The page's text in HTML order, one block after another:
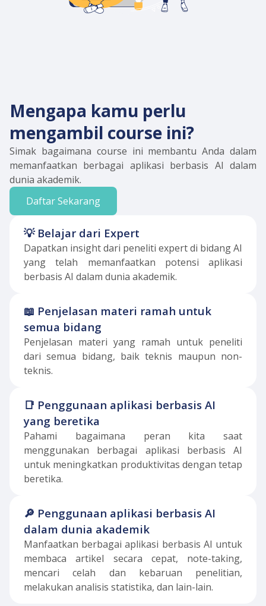
Mengapa kamu perlu
mengambil course ini?
Simak bagaimana course ini membantu Anda dalam
memanfaatkan berbagai aplikasi berbasis AI dalam
dunia akademik.
Daftar Sekarang
💡Belajar dari Expert
Dapatkan insight dari peneliti expert di bidang AI
yang telah memanfaatkan potensi aplikasi
berbasis AI dalam dunia akademik.
📖 Penjelasan materi ramah untuk
semua bidang
Penjelasan materi yang ramah untuk peneliti
dari semua bidang, baik teknis maupun non-
teknis.
📑 Penggunaan aplikasi berbasis AI
yang beretika
Pahami bagaimana peran kita saat
menggunakan berbagai aplikasi berbasis AI
untuk meningkatkan produktivitas dengan tetap
beretika.
🔎 Penggunaan aplikasi berbasis AI
dalam dunia akademik
Manfaatkan berbagai aplikasi berbasis AI untuk
membaca artikel secara cepat, note-taking,
mencari celah dan kebaruan penelitian,
melakukan analisis statistika, dan lain-lain.